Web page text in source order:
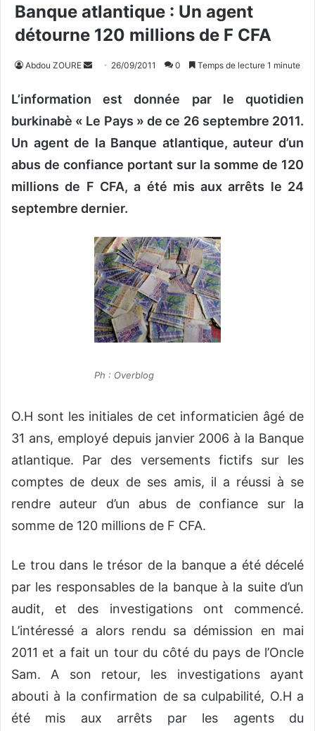
Banque atlantique : Un agent
détourne 120 millions de F CFA
Abdou ZOURE
e
r
u
c
u
r
r
e
26/09/2011 0 Temps de lecture 1 minute
L’information est donnée par le quotidien
burkinabè « Le Pays » de ce 26 septembre 2011.
Un agent de la Banque atlantique, auteur d’un
abus de confiance portant sur la somme de 120
millions de F CFA, a été mis aux arrêts le 24
septembre dernier.
Ph : Overblog
O.H sont les initiales de cet informaticien âgé de
31 ans, employé depuis janvier 2006 à la Banque
atlantique. Par des versements fictifs sur les
comptes de deux de ses amis, il a réussi à se
rendre auteur d’un abus de confiance sur la
somme de 120 millions de F CFA.
Le trou dans le trésor de la banque a été décelé
par les responsables de la banque à la suite d’un
audit, et des investigations ont commencé.
L’intéressé a alors rendu sa démission en mai
2011 et a fait un tour du côté du pays de l’Oncle
Sam. A son retour, les investigations ayant
abouti à la confirmation de sa culpabilité, O.H a
été mis aux arrêts par les agents du